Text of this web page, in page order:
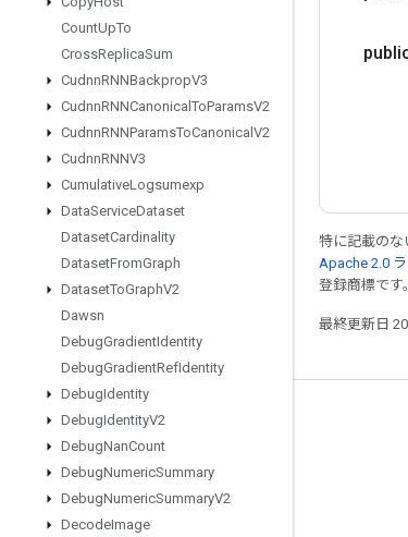
CountUpTo
CrossReplicaSum
CudnnRNNBackpropV3
CudnnRNNCanonical ToParamsV2
CudnnRNNParamsToCanonical V2
CudnnRNNV3
CumulativeLogsumexp
DataServiceDataset
DatasetCardinality
DatasetFromGraph
DatasetToGraphV2
Dawsn
DebugGradientIdentity
DebugGradientRefIdentity
DebugIdentity
DebugIdentityV2
DebugNanCount
DebugNumericSummary
DebugNumericSummaryV2
DecodeImage
特に記載のな
Apache 2.0
登録商標です
最終更新日
つながる
フォーラム
GitHub